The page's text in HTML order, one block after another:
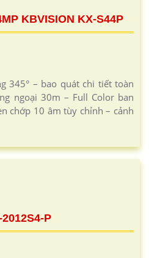
KBVISION KX-S44P
345° – bao quát chi tiết toàn
ngoại 30m – Full Color ban
chớp 10 âm tùy chỉnh – cảnh
P